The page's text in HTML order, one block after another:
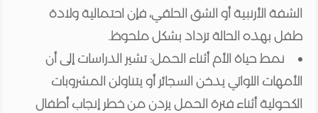
الشفة الأرنبية أو الشق الحلقي، فإن احتمالية ولادة
طفل بهذه الحالة تزداد بشكل ملحوظ.
نمط حياة الأم أثناء الحمل: تشير الدراسات إلى أن
الأمهات اللواتي يدخن السجائر أو يتناولن المشروبات
الكحولية أثناء فترة الحمل يزدن من خطر إنجاب أطفال